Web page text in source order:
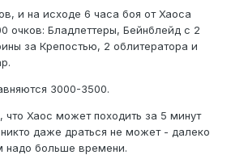
и на исходе 6 часа боя от Хаоса
очков: Бладлеттеры, Бейнблейд с 2
за Крепостью, 2 облитератора и
3000-3500.
что Хаос может походить за 5 минут
даже драться не может - далеко
больше времени.